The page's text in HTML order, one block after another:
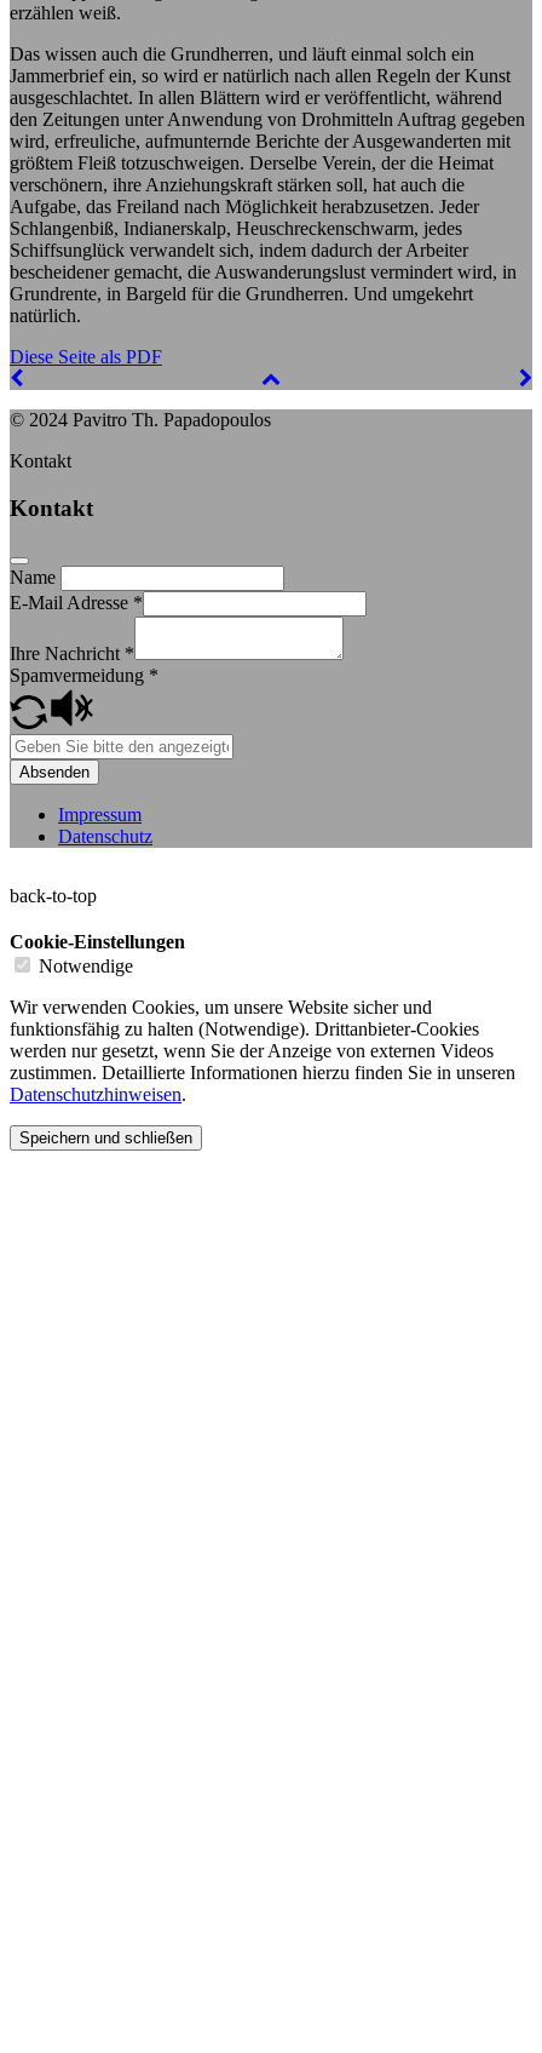
erzählen weiß.
Das wissen auch die Grundherren, und läuft einmal solch ein
Jammerbrief ein, so wird er natürlich nach allen Regeln der Kunst
ausgeschlachtet. In allen Blättern wird er veröffentlicht, während
den Zeitungen unter Anwendung von Drohmitteln Auftrag gegeben
wird, erfreuliche, aufmunternde Berichte der Ausgewanderten mit
größtem Fleiß totzuschweigen. Derselbe Verein, der die Heimat
verschönern, ihre Anziehungskraft stärken soll, hat auch die
Aufgabe, das Freiland nach Möglichkeit herabzusetzen. Jeder
Schlangenbiß, Indianerskalp, Heuschreckenschwarm, jedes
Schiffsunglück verwandelt sich, indem dadurch der Arbeiter
bescheidener gemacht, die Auswanderungslust vermindert wird, in
Grundrente, in Bargeld für die Grundherren. Und umgekehrt
natürlich.
Diese Seite als PDF
© 2024 Pavitro Th. Papadopoulos
Kontakt
Kontakt
Name
E-Mail Adresse *
Ihre Nachricht *
Spamvermeidung *
Absenden
Impressum
Datenschutz
back-to-top
Cookie-Einstellungen
Notwendige
Wir verwenden Cookies, um unsere Website sicher und
funktionsfähig zu halten (Notwendige). Drittanbieter-Cookies
werden nur gesetzt, wenn Sie der Anzeige von externen Videos
zustimmen. Detaillierte Informationen hierzu finden Sie in unseren
Datenschutzhinweisen.
Speichern und schließen